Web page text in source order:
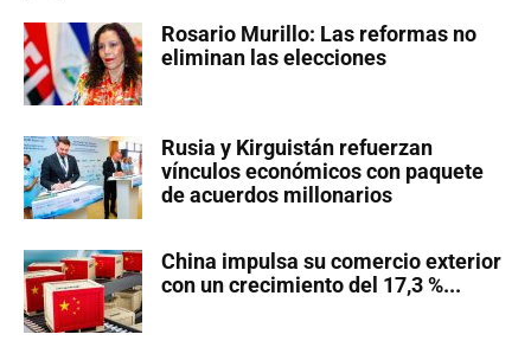
Rosario Murillo: Las reformas no
eliminan las elecciones
Rusia y Kirguistán refuerzan
vínculos económicos con paquete
de acuerdos millonarios
China impulsa su comercio exterior
con un crecimiento del 17,3 %...